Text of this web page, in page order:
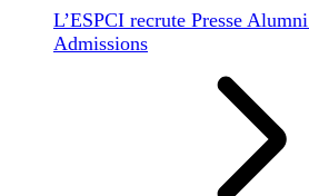
L’ESPCI recrute Presse Alumni
Admissions